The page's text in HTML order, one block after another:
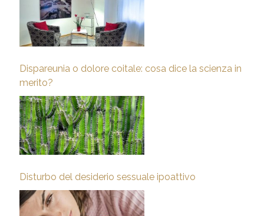
Dispareunia o dolore coitale: cosa dice la scienza in
merito?
Disturbo del desiderio sessuale ipoattivo